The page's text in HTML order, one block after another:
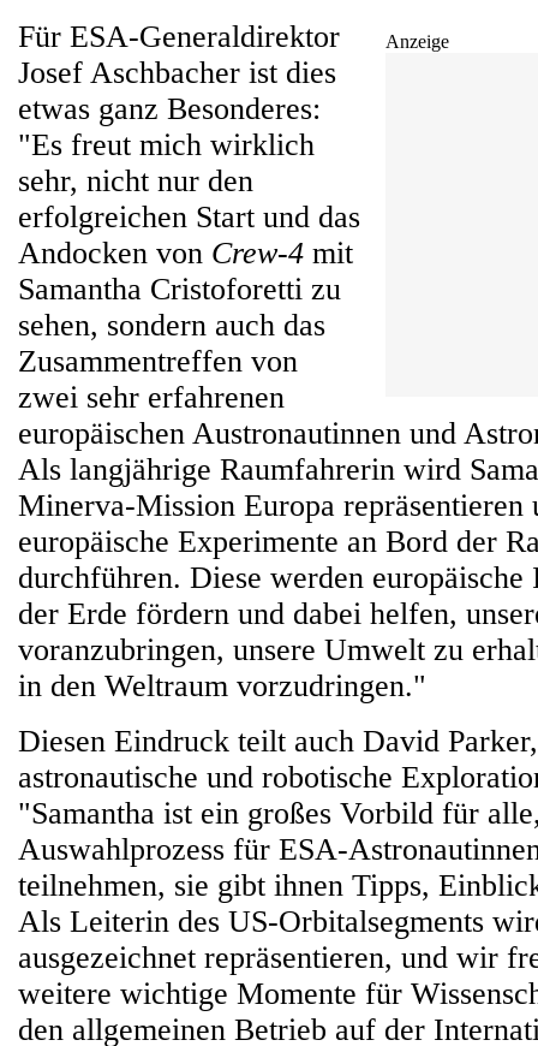
Anzeige
Für ESA-Generaldirektor
Josef Aschbacher ist dies
etwas ganz Besonderes:
"Es freut mich wirklich
sehr, nicht nur den
erfolgreichen Start und das
Andocken von Crew-4 mit
Samantha Cristoforetti zu
sehen, sondern auch das
Zusammentreffen von
zwei sehr erfahrenen
europäischen Austronautinnen und
Als langjährige Raumfahrerin wird
Minerva-Mission Europa repräsentieren
europäische Experimente an Bord der
durchführen. Diese werden
der Erde fördern und dabei helfen,
voranzubringen, unsere Umwelt zu
in den Weltraum vorzudringen."
Diesen Eindruck teilt auch David
astronautische und robotische
"Samantha ist ein großes Vorbild für
Auswahlprozess für ESA-
teilnehmen, sie gibt ihnen Tipps,
Als Leiterin des US-Orbitalsegments
ausgezeichnet repräsentieren, und wir
weitere wichtige Momente für
den allgemeinen Betrieb auf der